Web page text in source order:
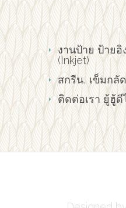
งานป้าย ป้ายอิ
(Inkjet)
สกรีน, เข็มกลัด
ติดต่อเรา ยู้ฮู้ดี